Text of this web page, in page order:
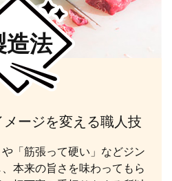
造法
ージを変える職人技
や「筋張って硬い」などジン
本来の旨さを味わってもら